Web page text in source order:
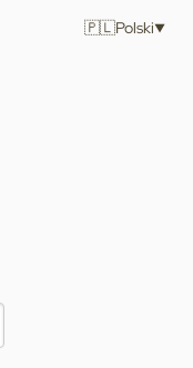
🇵🇱Polski